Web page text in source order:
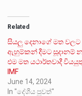
Related
සියලු දෙනාගේ මත වලට
ඇහුම්කන් දීමට සූදානම්
එම මත යථාර්තවාදී
IMF
June 14, 2024
In "දේශීය පුවත්"